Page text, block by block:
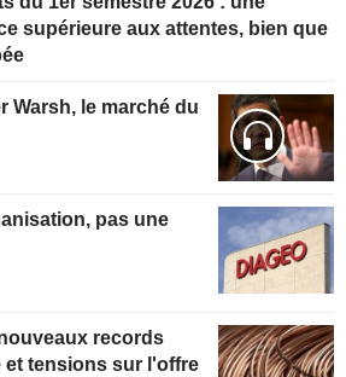
supérieure aux attentes, bien que
Warsh, le marché du
records
et tensions sur l'offre